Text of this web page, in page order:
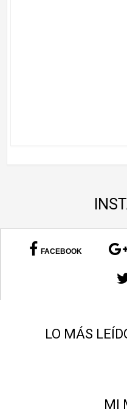
FACEBOOK
LO MÁS
MI